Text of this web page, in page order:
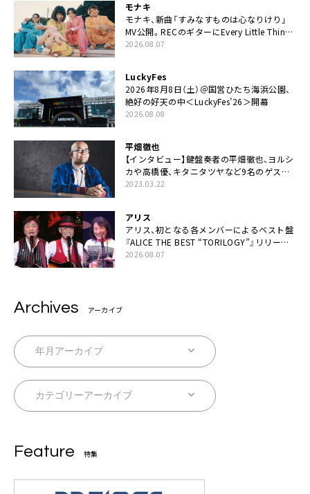
モナキ
モナキ、新曲「すみなすものは心なりけり」
MV公開。RECのギターにEvery Little Thing・
伊藤一朗参加も
2026.08.07
LuckyFes
2026年8月8日（土）＠国営ひたち海浜公園、
絶好の好天の中＜LuckyFes’26＞開幕
2026.08.08
平畑徹也
【インタビュー】鍵盤奏者の平畑徹也、ヨルシ
カや高橋優、キタニタツヤなど9名のゲスト
を迎えた初アルバムに音楽人生の総括「自分
2023.03.22
アリス
アリス、初となる各メンバーによるベスト盤
『ALICE THE BEST “TORILOGY”』リリース
決定
2026.08.07
Archives アーカイブ
Feature 特集